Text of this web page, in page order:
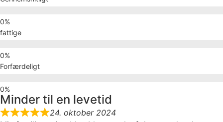
fattige
Forfærdeligt
Minder til en levetid
24. oktober 2024